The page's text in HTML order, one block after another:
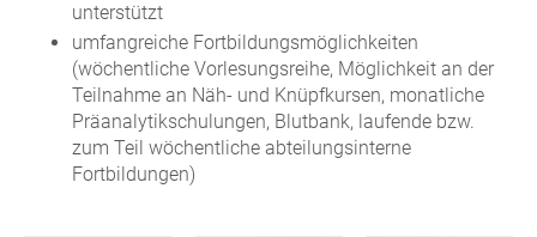
unterstützt
umfangreiche Fortbildungsmöglichkeiten
(wöchentliche Vorlesungsreihe, Möglichkeit an der
Teilnahme an Näh- und Knüpfkursen, monatliche
Präanalytikschulungen, Blutbank, laufende bzw.
zum Teil wöchentliche abteilungsinterne
Fortbildungen)